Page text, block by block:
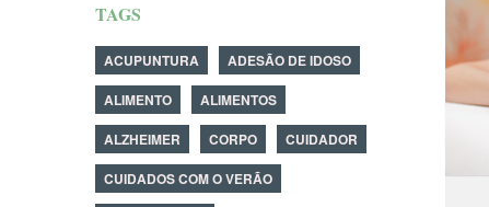
TAGS
ACUPUNTURA
ADESÃO DE IDOSO
ALIMENTO
ALIMENTOS
ALZHEIMER
CORPO
CUIDADOR
CUIDADOS COM O VERÃO